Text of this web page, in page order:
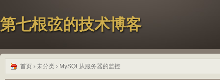
第七根弦的技术博客
首页 › 未分类 › MySQL从服务器的监控